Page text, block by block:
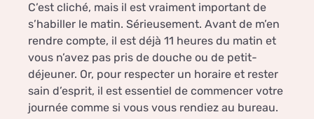
C’est cliché, mais il est vraiment important de
s’habiller le matin. Sérieusement. Avant de m’en
rendre compte, il est déjà 11 heures du matin et
vous n’avez pas pris de douche ou de petit-
déjeuner. Or, pour respecter un horaire et rester
sain d’esprit, il est essentiel de commencer votre
journée comme si vous vous rendiez au bureau.